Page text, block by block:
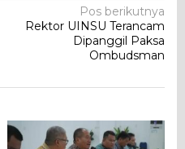
Pos berikutnya
Rektor UINSU Terancam
Dipanggil Paksa
Ombudsman